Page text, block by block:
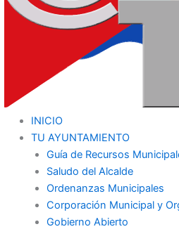
INICIO
TU AYUNTAMIENTO
Guía de Recursos
Saludo del Alcalde
Ordenanzas Municipales
Corporación Municipal y
Gobierno Abierto